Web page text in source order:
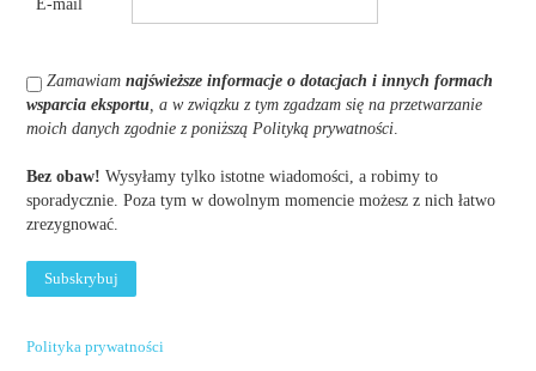
E-mail
Zamawiamnajświeższe informacje o dotacjach i innych formach
wsparcia eksportu , a w związku z tym zgadzam się na przetwarzanie
moich danych zgodnie z poniższą Polityką prywatności
Bez obaw! Wysyłamy tylko istotne wiadomości, a robimy to
sporadycznie. Poza tym w dowolnym momencie możesz z nich łatwo
zrezygnować.
Polityka prywatności